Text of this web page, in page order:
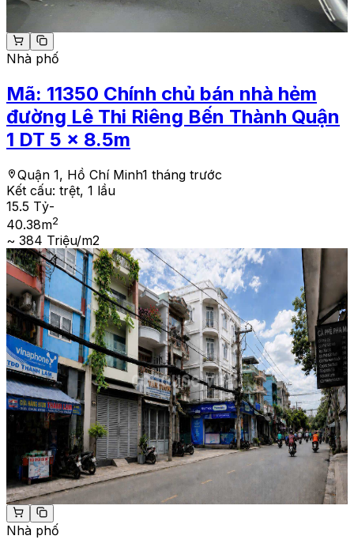
Nhà phố
Mã: 11350 Chính chủ bán nhà hẻm
đường Lê Thi Riêng Bến Thành Quận
1 DT 5 x 8.5m
Quận 1, Hồ Chí Minh1 tháng trước
Kết cấu: trệt, 1 lầu
15.5 Tỷ-
40.38m2
~ 384 Triệu/m2
Nhà phố